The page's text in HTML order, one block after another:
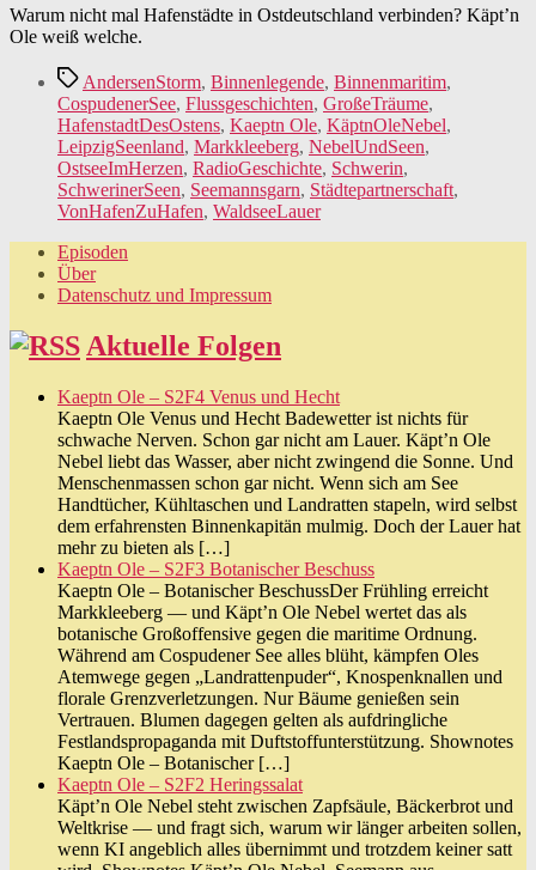
Städtepartnerschaft
Warum nicht mal Hafenstädte in Ostdeutschland verbinden? Käpt’n
Ole weiß welche.
Schlagwörter
AndersenStorm, Binnenlegende, Binnenmaritim,
CospudenerSee, Flussgeschichten, GroßeTräume,
HafenstadtDesOstens, Kaeptn Ole, KäptnOleNebel,
LeipzigSeenland, Markkleeberg, NebelUndSeen,
OstseeImHerzen, RadioGeschichte, Schwerin,
SchwerinerSeen, Seemannsgarn, Städtepartnerschaft,
VonHafenZuHafen, WaldseeLauer
Episoden
Über
Datenschutz und Impressum
Aktuelle Folgen
Kaeptn Ole – S2F4 Venus und Hecht
Kaeptn Ole Venus und Hecht Badewetter ist nichts für
schwache Nerven. Schon gar nicht am Lauer. Käpt’n Ole
Nebel liebt das Wasser, aber nicht zwingend die Sonne. Und
Menschenmassen schon gar nicht. Wenn sich am See
Handtücher, Kühltaschen und Landratten stapeln, wird selbst
dem erfahrensten Binnenkapitän mulmig. Doch der Lauer hat
mehr zu bieten als […]
Kaeptn Ole – S2F3 Botanischer Beschuss
Kaeptn Ole – Botanischer BeschussDer Frühling erreicht
Markkleeberg — und Käpt’n Ole Nebel wertet das als
botanische Großoffensive gegen die maritime Ordnung.
Während am Cospudener See alles blüht, kämpfen Oles
Atemwege gegen „Landrattenpuder“, Knospenknallen und
florale Grenzverletzungen. Nur Bäume genießen sein
Vertrauen. Blumen dagegen gelten als aufdringliche
Festlandspropaganda mit Duftstoffunterstützung. Shownotes
Kaeptn Ole – Botanischer […]
Kaeptn Ole – S2F2 Heringssalat
Käpt’n Ole Nebel steht zwischen Zapfsäule, Bäckerbrot und
Weltkrise — und fragt sich, warum wir länger arbeiten sollen,
wenn KI angeblich alles übernimmt und trotzdem keiner satt